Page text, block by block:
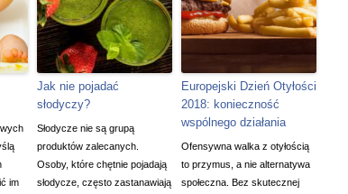
im
Jak nie pojadać
słodyczy?
Słodycze nie są grupą
produktów zalecanych.
Osoby, które chętnie pojadają
słodycze, często zastanawiają
Europejski Dzień Otyłości
2018: konieczność
wspólnego działania
Ofensywna walka z otyłością
to przymus, a nie alternatywa
społeczna. Bez skutecznej